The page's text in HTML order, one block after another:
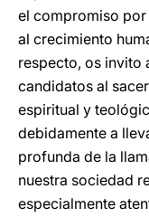
el compromiso
al crecimiento
respecto, os invito
candidatos al
espiritual y
debidamente a
profunda de la
nuestra sociedad
especialmente